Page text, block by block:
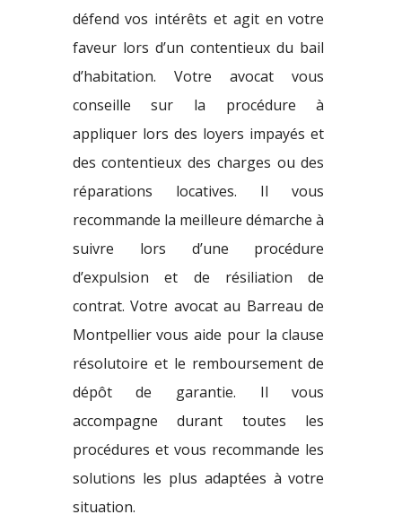
défend vos intérêts et agit en votre
faveur lors d’un contentieux du bail
d’habitation. Votre avocat vous
conseille sur la procédure à
appliquer lors des loyers impayés et
des contentieux des charges ou des
réparations locatives. Il vous
recommande la meilleure démarche à
suivre lors d’une procédure
d’expulsion et de résiliation de
contrat. Votre avocat au Barreau de
Montpellier vous aide pour la clause
résolutoire et le remboursement de
dépôt de garantie. Il vous
accompagne durant toutes les
procédures et vous recommande les
solutions les plus adaptées à votre
situation.